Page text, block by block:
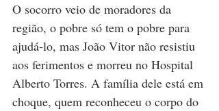
O socorro veio de moradores da
região, o pobre só tem o pobre para
ajudá-lo, mas João Vitor não resistiu
aos ferimentos e morreu no Hospital
Alberto Torres. A família dele está em
choque, quem reconheceu o corpo do